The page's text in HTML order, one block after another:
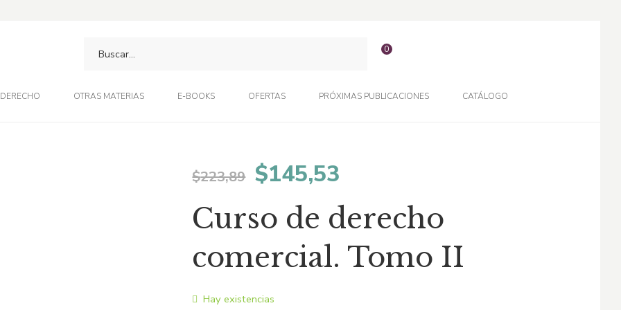
DERECHO OTRAS MATERIAS E-BOOKS OFERTAS PRÓXIMAS PUBLICACIONES CATÁLOGO
0
$223,89 El
precio
original
era:
$145,53
precio
actual
es:
Curso de derecho
comercial. Tomo II
Hay existencias